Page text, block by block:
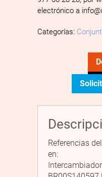
electrónico a
Categorías:
Referencias
en: